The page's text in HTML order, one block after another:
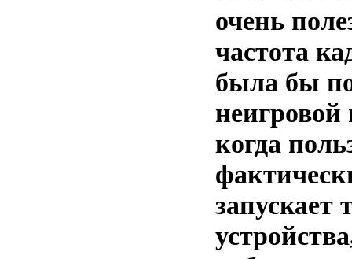
очень
частота
была бы
когда
запускает